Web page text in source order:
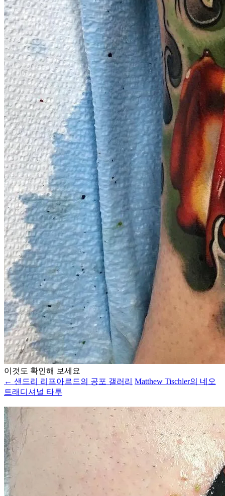
이것도 확인해 보세요
← 샌드리 리프아르드의 공포 갤러리 Matthew Tischler의 네오
트래디셔널 타투